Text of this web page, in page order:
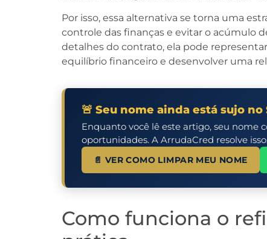
Por isso, essa alternativa se torna uma
controle das finanças e evitar o acúmulo
detalhes do contrato, ela pode
equilíbrio financeiro e desenvolver uma
🚨 Seu nome ainda está sujo no
Enquanto você lê este artigo, seu
oportunidades. A ArrudaCred resolve
📄 VER COMO LIMPAR MEU NOME
Como funciona o